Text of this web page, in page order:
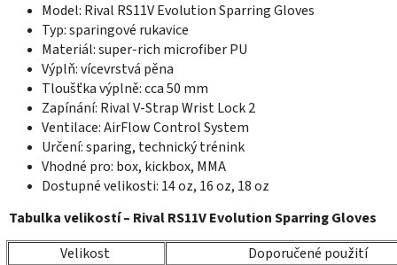
Model: Rival RS11V Evolution Sparring Gloves
Typ: sparingové rukavice
Materiál: super-rich microfiber PU
Výplň: vícevrstvá pěna
Tloušťka výplně: cca 50 mm
Zapínání: Rival V-Strap Wrist Lock 2
Ventilace: AirFlow Control System
Určení: sparing, technický trénink
Vhodné pro: box, kickbox, MMA
Dostupné velikosti: 14 oz, 16 oz, 18 oz
Tabulka velikostí – Rival RS11V Evolution Sparring Gloves
Velikost
Doporučené použití